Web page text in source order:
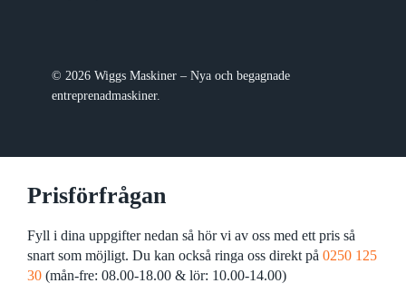
© 2026 Wiggs Maskiner – Nya och begagnade
entreprenadmaskiner.
Prisförfrågan
Fyll i dina uppgifter nedan så hör vi av oss med ett pris så
snart som möjligt. Du kan också ringa oss direkt på 0250 125
30 (mån-fre: 08.00-18.00 & lör: 10.00-14.00)